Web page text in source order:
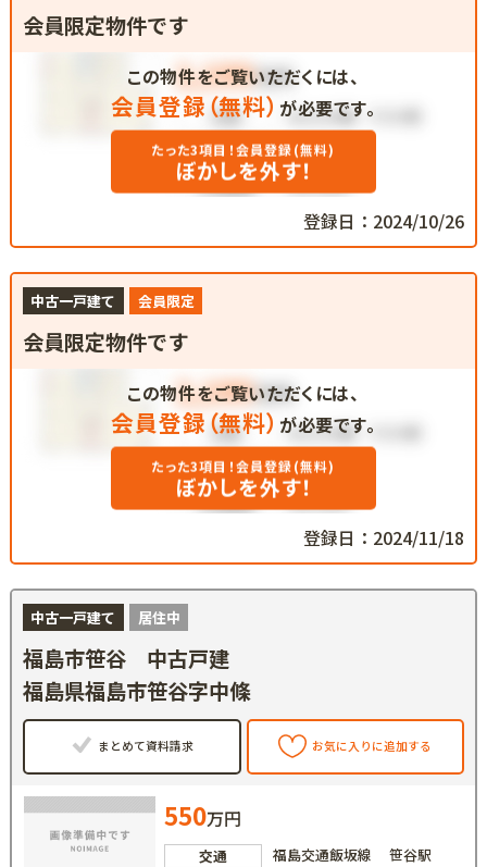
会員限定物件です
この物件をご覧いただくには、
会員登録（無料） が必要です。
たった3項目！会員登録(無料)
ぼかしを外す！
登録日：2024/10/26
中古一戸建て 会員限定
会員限定物件です
この物件をご覧いただくには、
会員登録（無料） が必要です。
たった3項目！会員登録(無料)
ぼかしを外す！
登録日：2024/11/18
中古一戸建て 居住中
福島市笹谷 中古戸建
福島県福島市笹谷字中條
まとめて資料請求 お気に入りに追加する
550万円
交通
福島交通飯坂線 笹谷駅